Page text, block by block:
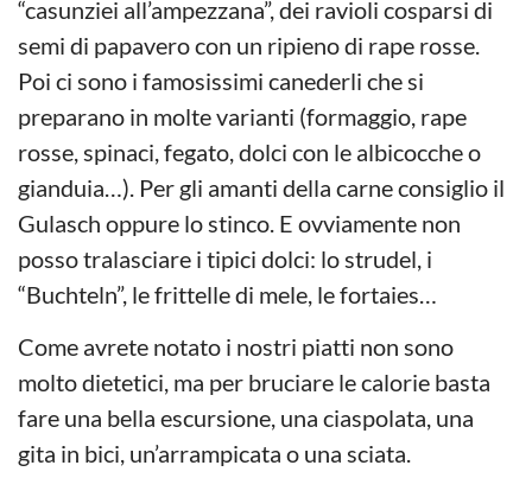
“casunziei all’ampezzana”, dei ravioli cosparsi di
semi di papavero con un ripieno di rape rosse.
Poi ci sono i famosissimi canederli che si
preparano in molte varianti (formaggio, rape
rosse, spinaci, fegato, dolci con le albicocche o
gianduia…). Per gli amanti della carne consiglio il
Gulasch oppure lo stinco. E ovviamente non
posso tralasciare i tipici dolci: lo strudel, i
“Buchteln”, le frittelle di mele, le fortaies…
Come avrete notato i nostri piatti non sono
molto dietetici, ma per bruciare le calorie basta
fare una bella escursione, una ciaspolata, una
gita in bici, un’arrampicata o una sciata.